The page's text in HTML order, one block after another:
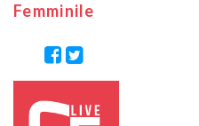
Femminile